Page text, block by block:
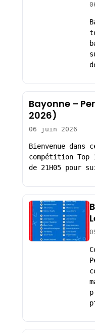
Bayonne –
2026)
06 juin 2026
Bienvenue dans
compétition
de 21H05 pour